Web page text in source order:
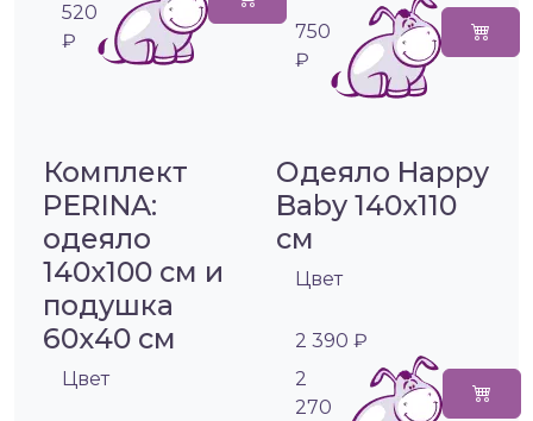
520
₽
750
₽
Комплект
PERINA:
одеяло
140х100 см и
подушка
60х40 см
Цвет
Одеяло Happy
Baby 140х110
см
Цвет
2 390 ₽
2
270